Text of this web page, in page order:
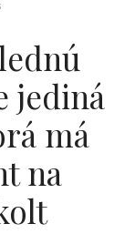
jediná
má
na